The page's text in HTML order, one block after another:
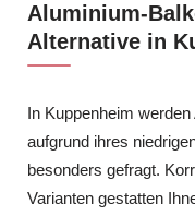
Aluminium-
Alternative in
In Kuppenheim
aufgrund ihres
besonders gefragt.
Varianten gestatten